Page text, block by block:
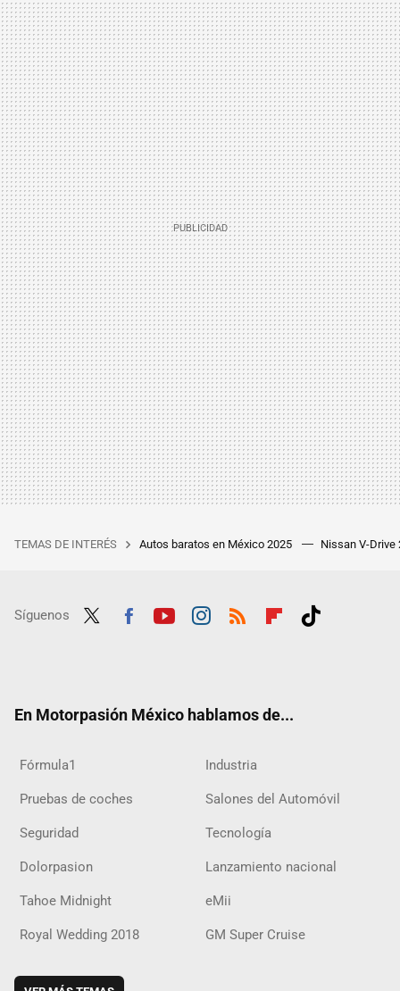
TEMAS DE INTERÉS Autos baratos en México 2025 Nissan V-Drive
Síguenos
En Motorpasión México hablamos de...
Fórmula1 Industria
Pruebas de coches Salones del Automóvil
Seguridad Tecnología
Dolorpasion Lanzamiento nacional
Tahoe Midnight eMii
Royal Wedding 2018 GM Super Cruise